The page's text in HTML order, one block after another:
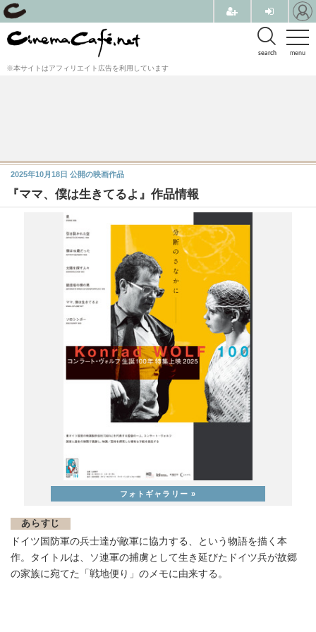
menu
search
※本サイトはアフィリエイト広告を利用しています
『ママ、僕は⽣きてるよ』作品情報
2025年10月18日 公開の映画作品
あらすじ
ドイツ国防軍の兵⼠達が敵軍に協⼒する、という物語を描く本
作。タイトルは、ソ連軍の捕虜として⽣き延びたドイツ兵が故郷
の家族に宛てた「戦地便り」のメモに由来する。